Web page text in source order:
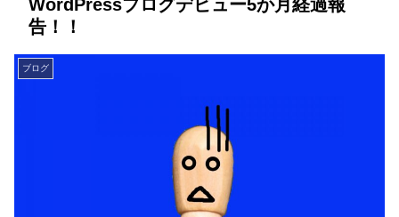
WordPressブログデビュー5か月経過報
告！！
ブログ